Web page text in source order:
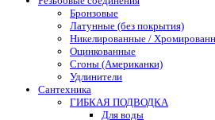
Бронзовые
Латунные (без покрытия)
Никелированные /
Оцинкованные
Сгоны (Американки)
Удлинители
Сантехника
ГИБКАЯ ПОДВОДКА
Для воды